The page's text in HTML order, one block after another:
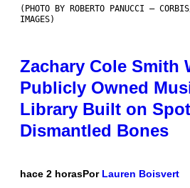
(PHOTO BY ROBERTO PANUCCI –
IMAGES)
Zachary Cole Smith
Publicly Owned
Library Built on
Dismantled Bones
hace 2 horasPor Lauren Boisvert